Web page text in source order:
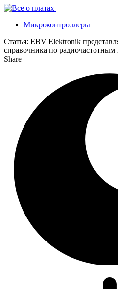
Микроконтроллеры
Статья: EBV Elektronik
справочника по
Share